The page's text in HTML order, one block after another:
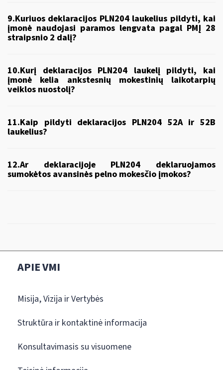
9.Kuriuos deklaracijos PLN204 laukelius pildyti, kai
įmonė naudojasi paramos lengvata pagal PMĮ 28
straipsnio 2 dalį?
10.Kurį deklaracijos PLN204 laukelį pildyti, kai
įmonė kelia ankstesnių mokestinių laikotarpių
veiklos nuostolį?
11.Kaip pildyti deklaracijos PLN204 52A ir 52B
laukelius?
12.Ar deklaracijoje PLN204 deklaruojamos
sumokėtos avansinės pelno mokesčio įmokos?
APIE VMI
Misija, Vizija ir Vertybės
Struktūra ir kontaktinė informacija
Konsultavimasis su visuomene